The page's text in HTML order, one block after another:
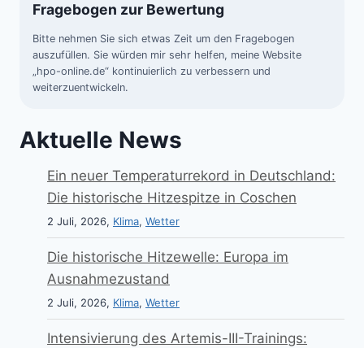
Fragebogen zur Bewertung
Bitte nehmen Sie sich etwas Zeit um den Fragebogen
auszufüllen. Sie würden mir sehr helfen, meine Website
„hpo-online.de“ kontinuierlich zu verbessern und
weiterzuentwickeln.
Aktuelle News
Ein neuer Temperaturrekord in Deutschland:
Die historische Hitzespitze in Coschen
2 Juli, 2026, Klima, Wetter
Die historische Hitzewelle: Europa im
Ausnahmezustand
2 Juli, 2026, Klima, Wetter
Intensivierung des Artemis-III-Trainings: